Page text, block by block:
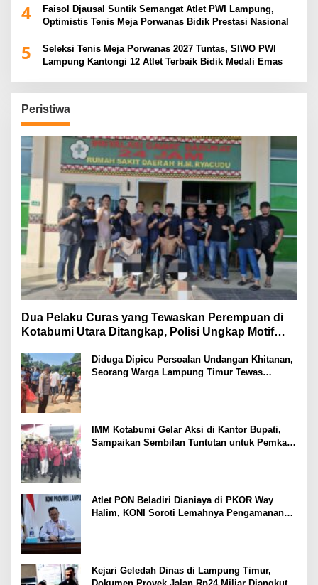
4
Faisol Djausal Suntik Semangat Atlet PWI Lampung,
Optimistis Tenis Meja Porwanas Bidik Prestasi Nasional
5
Seleksi Tenis Meja Porwanas 2027 Tuntas, SIWO PWI
Lampung Kantongi 12 Atlet Terbaik Bidik Medali Emas
Peristiwa
Dua Pelaku Curas yang Tewaskan Perempuan di
Kotabumi Utara Ditangkap, Polisi Ungkap Motif
Diduga Dipicu Persoalan Undangan Khitanan,
Seorang Warga Lampung Timur Tewas
IMM Kotabumi Gelar Aksi di Kantor Bupati,
Sampaikan Sembilan Tuntutan untuk Pemkab
Atlet PON Beladiri Dianiaya di PKOR Way
Halim, KONI Soroti Lemahnya Pengamanan
Kejari Geledah Dinas di Lampung Timur,